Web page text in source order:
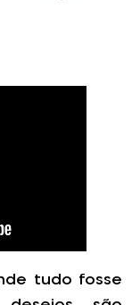
tudo fosse